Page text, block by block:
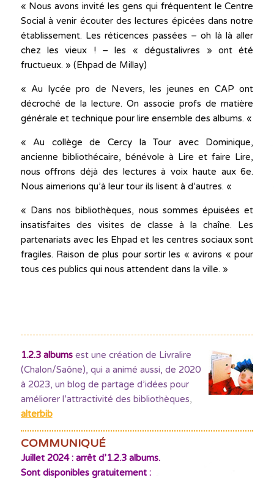
« Nous avons invité les gens qui fréquentent le Centre
Social à venir écouter des lectures épicées dans notre
établissement. Les réticences passées – oh là là aller
chez les vieux ! – les « dégustalivres » ont été
fructueux. » (Ehpad de Millay)
« Au lycée pro de Nevers, les jeunes en CAP ont
décroché de la lecture. On associe profs de matière
générale et technique pour lire ensemble des albums. «
« Au collège de Cercy la Tour avec Dominique,
ancienne bibliothécaire, bénévole à Lire et faire Lire,
nous offrons déjà des lectures à voix haute aux 6e.
Nous aimerions qu’à leur tour ils lisent à d’autres. «
« Dans nos bibliothèques, nous sommes épuisées et
insatisfaites des visites de classe à la chaîne. Les
partenariats avec les Ehpad et les centres sociaux sont
fragiles. Raison de plus pour sortir les « avirons « pour
tous ces publics qui nous attendent dans la ville. »
1.2.3 albumsest une création de Livralire
(Chalon/Saône), qui a animé aussi, de 2020
à 2023, un blog de partage d’idées pour
améliorer l’attractivité des bibliothèques,
alterbib
COMMUNIQUÉ
Juillet 2024 : arrêt d’1.2.3 albums.
Sont disponibles gratuitement :